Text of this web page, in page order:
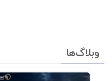
ارتقا ببخشد. این درس ها
نوظهور که شرایط و زمینه
وبلاگ‌ها